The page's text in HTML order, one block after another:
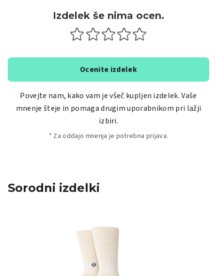
Izdelek še nima ocen.
Ocenite izdelek
Povejte nam, kako vam je všeč kupljen izdelek. Vaše
mnenje šteje in pomaga drugim uporabnikom pri lažji
izbiri.
* Za oddajo mnenja je potrebna prijava.
Sorodni izdelki